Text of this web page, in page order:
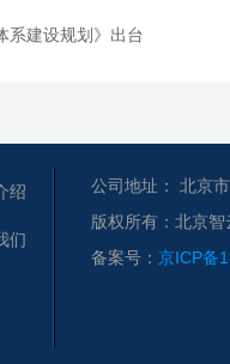
系建设规划》出台
绍
们
公司地址： 北京
版权所有：北京
备案号： 京ICP备